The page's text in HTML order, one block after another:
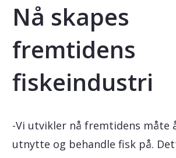
Nå skapes
fremtidens
fiskeindustri
-Vi utvikler nå fremtidens måte
utnytte og behandle fisk på.